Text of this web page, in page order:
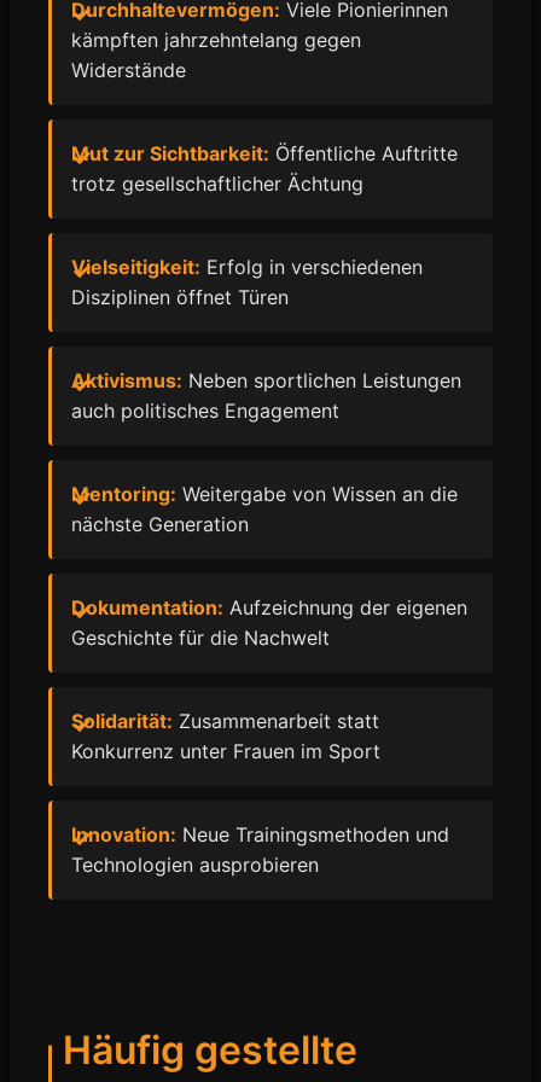
Durchhaltevermögen: Viele Pionierinnen
kämpften jahrzehntelang gegen
Widerstände
Mut zur Sichtbarkeit: Öffentliche Auftritte
trotz gesellschaftlicher Ächtung
Vielseitigkeit: Erfolg in verschiedenen
Disziplinen öffnet Türen
Aktivismus: Neben sportlichen Leistungen
auch politisches Engagement
Mentoring: Weitergabe von Wissen an die
nächste Generation
Dokumentation: Aufzeichnung der eigenen
Geschichte für die Nachwelt
Solidarität: Zusammenarbeit statt
Konkurrenz unter Frauen im Sport
Innovation: Neue Trainingsmethoden und
Technologien ausprobieren
Häufig gestellte